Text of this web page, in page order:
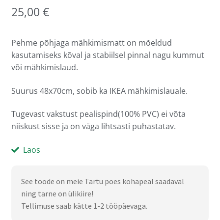
25,00 €
Pehme põhjaga mähkimismatt on mõeldud
kasutamiseks kõval ja stabiilsel pinnal nagu kummut
või mähkimislaud.
Suurus 48x70cm, sobib ka IKEA mähkimislauale.
Tugevast vakstust pealispind(100% PVC) ei võta
niiskust sisse ja on väga lihtsasti puhastatav.
Laos
See toode on meie Tartu poes kohapeal saadaval
ning tarne on ülikiire!
Tellimuse saab kätte 1-2 tööpäevaga.